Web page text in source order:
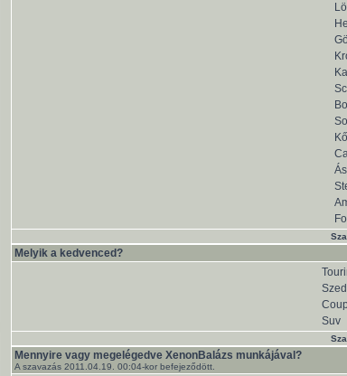
Melyik a kedvenced?
Suv
Mennyire vagy megelégedve XenonBalázs munkájával?
A szavazás 2011.04.19. 00:04-kor befejeződött.